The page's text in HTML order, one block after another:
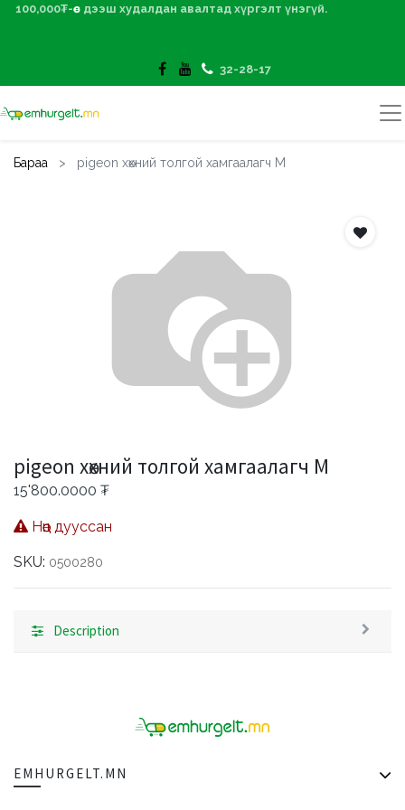
100,000₮-өөс дээш худалдан авалтад хүргэлт үнэгүй.
32-28-17
Бараа pigeon хөхний толгой хамгаалагч M
pigeon хөхний толгой хамгаалагч M
15'800.0000 ₮
Нөөц дууссан
SKU: 0500280
Description
EMHURGELT.MN